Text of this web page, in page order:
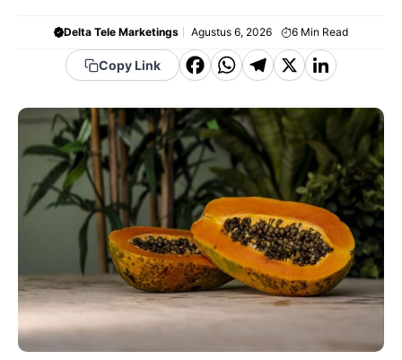
Delta Tele Marketings Agustus 6, 2026 6 Min Read
Copy Link
F
c
e
b
o
o
k
W
a
t
s
A
p
p
T
e
g
r
a
m
X Li
e
d
In